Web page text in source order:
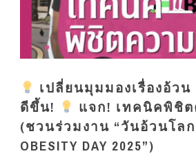
เปลี่ยนมุมมองเรื่องอ้ว
ดีขึ้น!
แจก! เทคนิคพิชิ
(ชวนร่วมงาน “วันอ้วนโลก
OBESITY DAY 2025”)